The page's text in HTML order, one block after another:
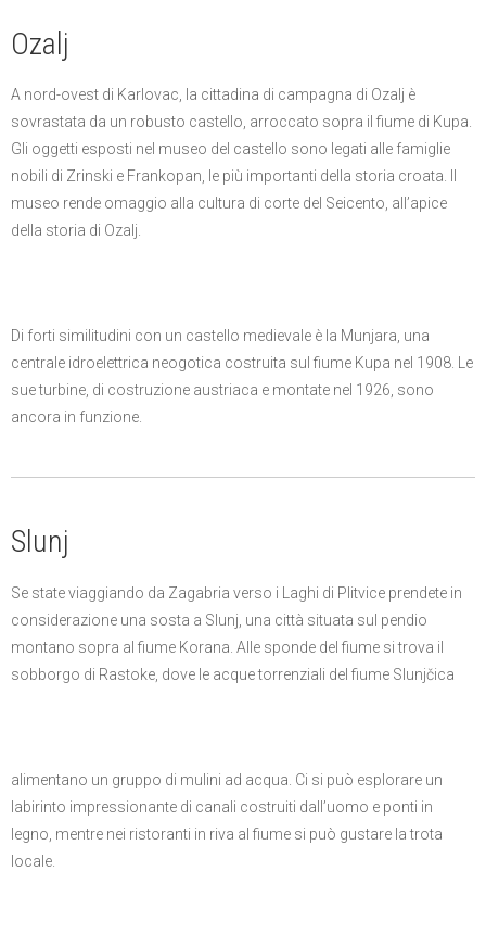
Ozalj
A nord-ovest di Karlovac, la cittadina di campagna di Ozalj è
sovrastata da un robusto castello, arroccato sopra il fiume di Kupa.
Gli oggetti esposti nel museo del castello sono legati alle famiglie
nobili di Zrinski e Frankopan, le più importanti della storia croata. Il
museo rende omaggio alla cultura di corte del Seicento, all’apice
della storia di Ozalj.
Di forti similitudini con un castello medievale è la Munjara, una
centrale idroelettrica neogotica costruita sul fiume Kupa nel 1908. Le
sue turbine, di costruzione austriaca e montate nel 1926, sono
ancora in funzione.
Slunj
Se state viaggiando da Zagabria verso i Laghi di Plitvice prendete in
considerazione una sosta a Slunj, una città situata sul pendio
montano sopra al fiume Korana. Alle sponde del fiume si trova il
sobborgo di Rastoke, dove le acque torrenziali del fiume Slunjčica
alimentano un gruppo di mulini ad acqua. Ci si può esplorare un
labirinto impressionante di canali costruiti dall’uomo e ponti in
legno, mentre nei ristoranti in riva al fiume si può gustare la trota
locale.